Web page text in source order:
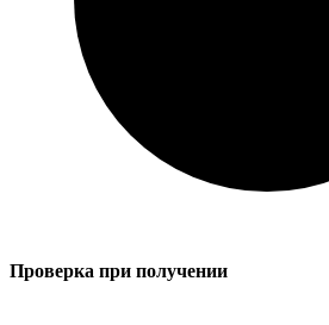
Проверка при получении